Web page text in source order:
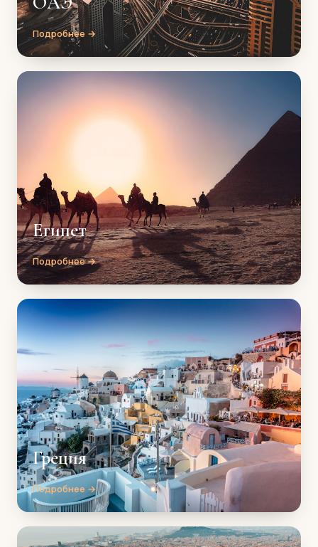
Подробнее →
Египет
Подробнее →
Греция
Подробнее →